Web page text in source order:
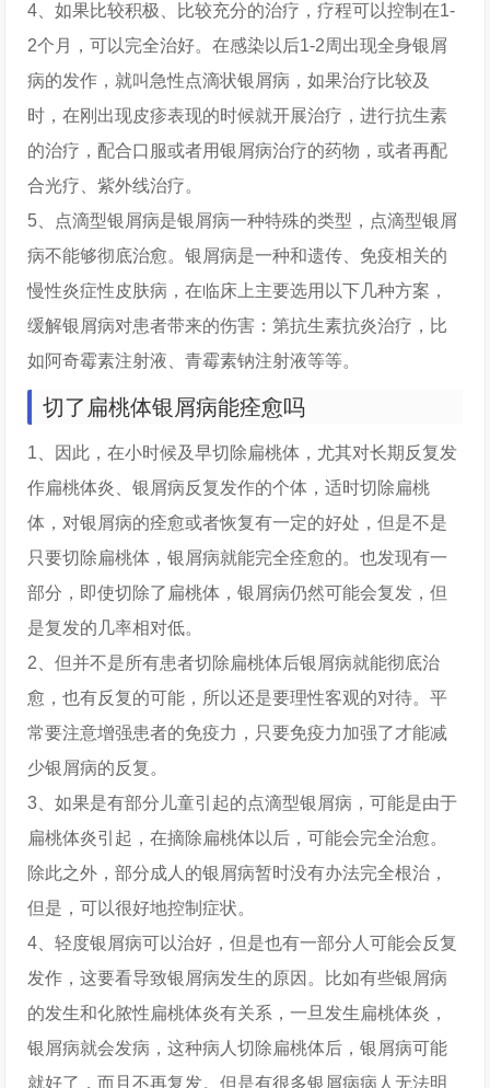
4、如果比较积极、比较充分的治疗，疗程可以控制在1-
2个月，可以完全治好。在感染以后1-2周出现全身银屑
病的发作，就叫急性点滴状银屑病，如果治疗比较及
时，在刚出现皮疹表现的时候就开展治疗，进行抗生素
的治疗，配合口服或者用银屑病治疗的药物，或者再配
合光疗、紫外线治疗。
5、点滴型银屑病是银屑病一种特殊的类型，点滴型银屑
病不能够彻底治愈。银屑病是一种和遗传、免疫相关的
慢性炎症性皮肤病，在临床上主要选用以下几种方案，
缓解银屑病对患者带来的伤害：第抗生素抗炎治疗，比
如阿奇霉素注射液、青霉素钠注射液等等。
切了扁桃体银屑病能痊愈吗
1、因此，在小时候及早切除扁桃体，尤其对长期反复发
作扁桃体炎、银屑病反复发作的个体，适时切除扁桃
体，对银屑病的痊愈或者恢复有一定的好处，但是不是
只要切除扁桃体，银屑病就能完全痊愈的。也发现有一
部分，即使切除了扁桃体，银屑病仍然可能会复发，但
是复发的几率相对低。
2、但并不是所有患者切除扁桃体后银屑病就能彻底治
愈，也有反复的可能，所以还是要理性客观的对待。平
常要注意增强患者的免疫力，只要免疫力加强了才能减
少银屑病的反复。
3、如果是有部分儿童引起的点滴型银屑病，可能是由于
扁桃体炎引起，在摘除扁桃体以后，可能会完全治愈。
除此之外，部分成人的银屑病暂时没有办法完全根治，
但是，可以很好地控制症状。
4、轻度银屑病可以治好，但是也有一部分人可能会反复
发作，这要看导致银屑病发生的原因。比如有些银屑病
的发生和化脓性扁桃体炎有关系，一旦发生扁桃体炎，
银屑病就会发病，这种病人切除扁桃体后，银屑病可能
就好了，而且不再复发。但是有很多银屑病病人无法明